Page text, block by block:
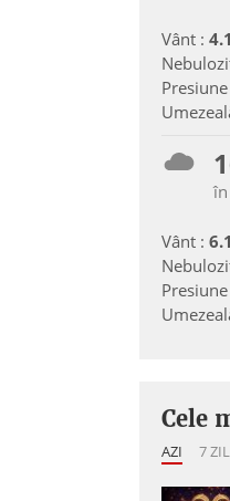
Vânt :
Vânt :
Cele
AZI 7